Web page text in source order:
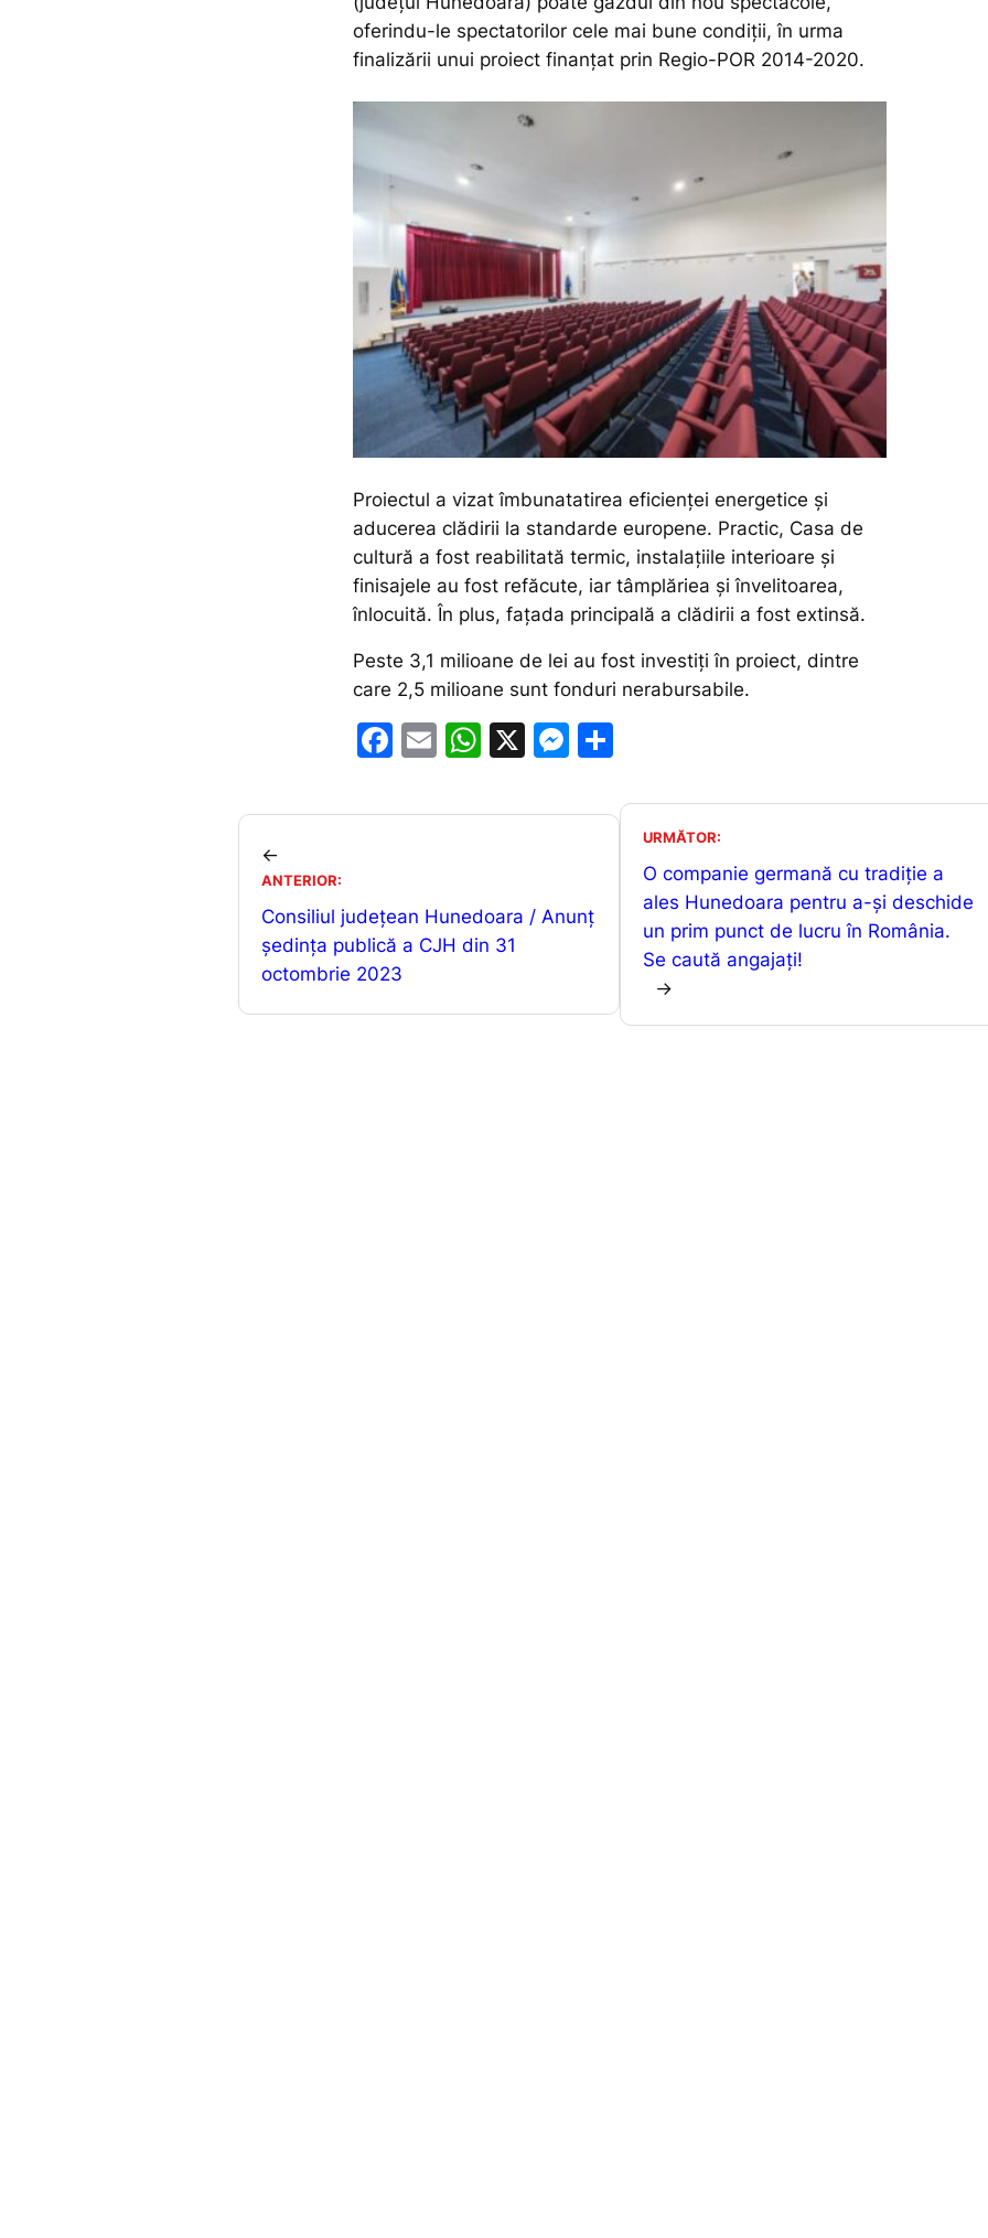
oferindu-le spectatorilor cele mai bune condiții, în urma
finalizării unui proiect finanțat prin Regio-POR 2014-2020.
Proiectul a vizat îmbunatatirea eficienței energetice și
aducerea clădirii la standarde europene. Practic, Casa de
cultură a fost reabilitată termic, instalațiile interioare și
finisajele au fost refăcute, iar tâmplăriea și învelitoarea,
înlocuită. În plus, fațada principală a clădirii a fost extinsă.
Peste 3,1 milioane de lei au fost investiți în proiect, dintre
care 2,5 milioane sunt fonduri nerabursabile.
F
c
o
o
k
E
ai
W
at
p
p
X
M
s
n
ta
←
ANTERIOR:
Consiliul județean Hunedoara / Anunț
ședința publică a CJH din 31
octombrie 2023
URMĂTOR:
O companie germană cu tradiţie a
ales Hunedoara pentru a-şi deschide
un prim punct de lucru în România.
Se caută angajaţi!
→